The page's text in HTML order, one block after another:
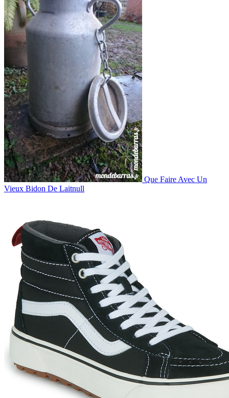
Que Faire Avec Un
Vieux Bidon De Laitnull